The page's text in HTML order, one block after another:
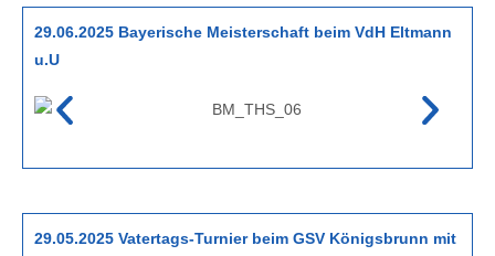
29.06.2025 Bayerische Meisterschaft beim VdH Eltmann
u.U
29.05.2025 Vatertags-Turnier beim GSV Königsbrunn mit